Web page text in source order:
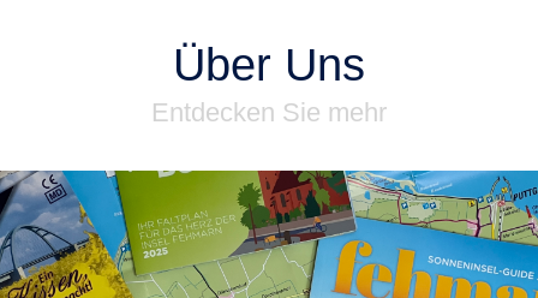
Über Uns
Entdecken Sie mehr